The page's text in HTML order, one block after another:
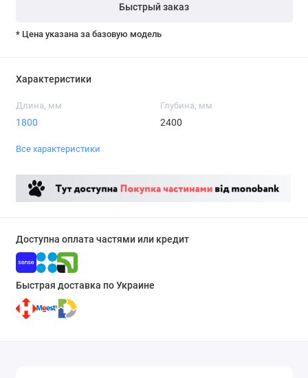
Быстрый заказ
* Цена указана за базовую модель
Характеристики
Длина, мм
1800
Глубина, мм
2400
Все характеристики
Доступна оплата частями или кредит
Быстрая доставка по Украине